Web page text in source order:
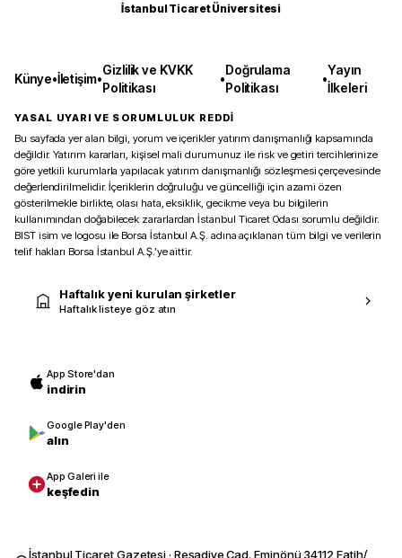
İstanbul Ticaret Üniversitesi
Künye•İletişim•
Gizlilik ve KVKK
Politikası
•
Doğrulama
Politikası
•
Yayın
İlkeleri
YASAL UYARI VE SORUMLULUK REDDİ
Bu sayfada yer alan bilgi, yorum ve içerikler yatırım danışmanlığı kapsamında
değildir. Yatırım kararları, kişisel mali durumunuz ile risk ve getiri tercihlerinize
göre yetkili kurumlarla yapılacak yatırım danışmanlığı sözleşmesi çerçevesinde
değerlendirilmelidir. İçeriklerin doğruluğu ve güncelliği için azami özen
gösterilmekle birlikte, olası hata, eksiklik, gecikme veya bu bilgilerin
kullanımından doğabilecek zararlardan İstanbul Ticaret Odası sorumlu değildir.
BIST isim ve logosu ile Borsa İstanbul A.Ş. adına açıklanan tüm bilgi ve verilerin
telif hakları Borsa İstanbul A.Ş.’ye aittir.
Haftalık yeni kurulan şirketler
Haftalık listeye göz atın
App Store'dan
indirin
Google Play'den
alın
App Galeri ile
keşfedin
İstanbul Ticaret Gazetesi · Reşadiye Cad. Eminönü 34112 Fatih/